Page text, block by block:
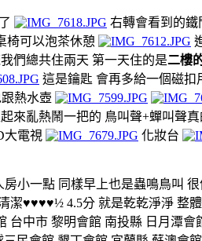
右轉會看到的鐵
椅可以泡茶休憩
們總共住兩天 第一天住的是二樓
這是鑰匙 會再多給一個磁扣
熱水壺
來亂熱鬧一把的 鳥叫聲+蟬叫聲
大電視 化妝台
小一點 同樣早上也是蟲鳴鳥叫
♥♥♥♥½ 4.5分 就是乾乾淨淨 整
台中市 黎明會館 南投縣 日月潭